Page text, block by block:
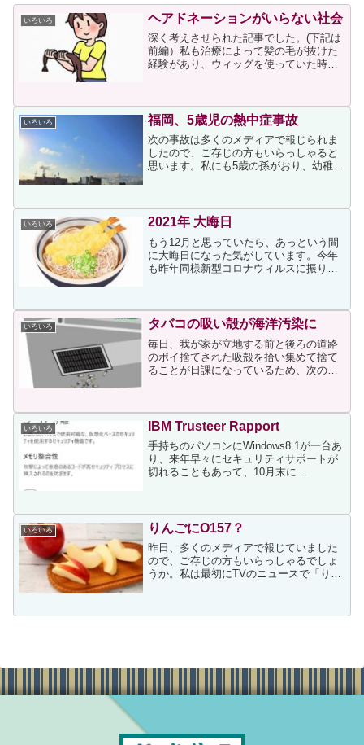
いろいろ ヘアドネーションがいらない社会
深く考えさせられた記事でした。(下記は
前編）私も治療によって髪の毛が抜けた
経験があり、ウィッグを使っていた時期
こと、そのためにウィッグを使っている
ことを周囲に知られない...
いろいろ 福岡、5歳児の熱中症事故
次の事故は多くのメディアで報じられま
したので、ご存じの方もいらっしゃると
思います。私にも5歳の孫がおり、幼稚園
むばかりです。私も何度か孫を幼稚園バ
スに乗せていますが、運...
いろいろ 2021年 大晦日
もう12月と思っていたら、あっという間
に大晦日になった気がしています。今年
も昨年同様新型コロナウィルスに振り回
脈の入院手術もあったり、例年以上に健
康について考えさせら...
いろいろ タバコの吸い殻が海洋汚染に
毎日、我が家が立地する前と後ろの道路
のポイ捨てされた吸殻を拾い集めて捨て
ることが日課になっているため、次の記
が降った後などは特に海へ...
いろいろ IBM Trusteer Rapport
手持ちのパソコンにWindows8.1が一台あ
り、来年早々にセキュリティサポートが
切れることもあって、10月末に
が、2日前、よく利用するネットバンキン
グで推奨さ...
いろいろ りんごにO157？
昨日、多くのメディアで報じていました
ので、ご存じの方もいらっしゃるでしょ
うか。私は最初にTVのニュースで「りん
め他が聞き取れず、「りんごの中が汚染